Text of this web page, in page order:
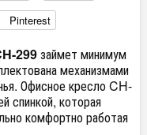
Pinterest
299займет минимум
механизмами
Офисное кресло CH-
спинкой, которая
комфортно работая